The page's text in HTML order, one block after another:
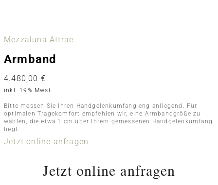
Mezzaluna Attrae
Armband
4.480,00 €
inkl. 19% Mwst.
Bitte messen Sie Ihren Handgelenkumfang eng anliegend. Für
optimalen Tragekomfort empfehlen wir, eine Armbandgröße zu
wählen, die etwa 1 cm über Ihrem gemessenen Handgelenkumfang
liegt.
Jetzt online anfragen
Jetzt online anfragen